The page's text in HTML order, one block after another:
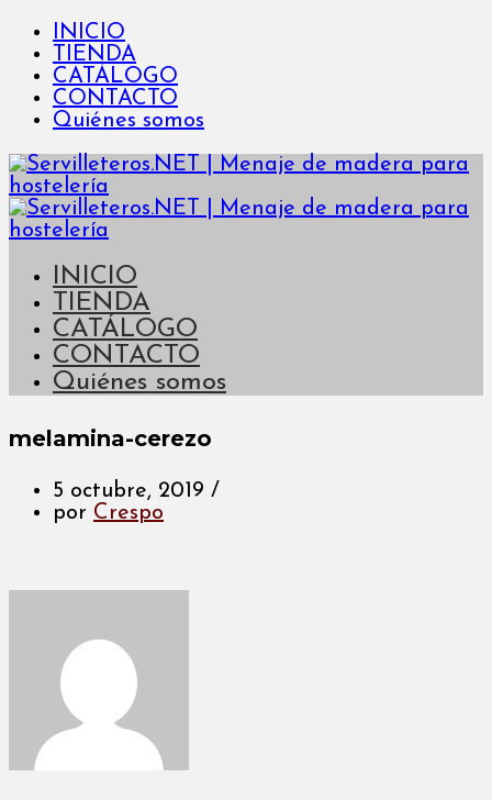
INICIO
TIENDA
CATÁLOGO
CONTACTO
Quiénes somos
INICIO
TIENDA
CATÁLOGO
CONTACTO
Quiénes somos
melamina-cerezo
5 octubre, 2019 /
por Crespo